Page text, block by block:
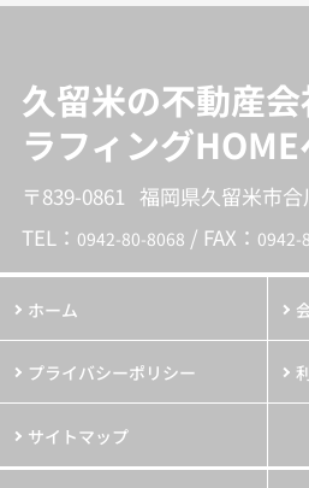
久留米の不動産
ラフィングHOME
〒839-0861 福岡県久留米市合
TEL： 0942-80-8068 / FAX： 0942-
ホーム
プライバシーポリシー
サイトマップ